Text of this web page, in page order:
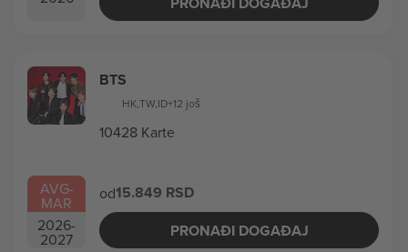
AVG-
MAR
2026-
2027
BTS
HK,TW,ID+12 još
10428 Karte
od15.849 RSD
PRONAĐI DOGAĐAJ